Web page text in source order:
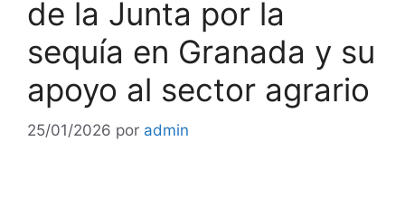
de la Junta por la
sequía en Granada y su
apoyo al sector agrario
25/01/2026 por admin